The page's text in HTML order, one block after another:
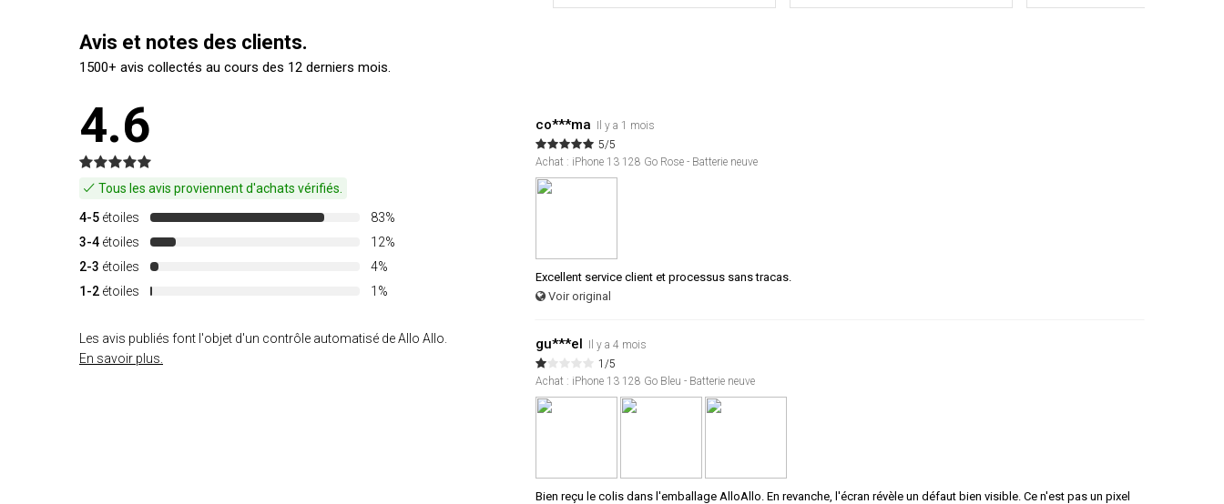
Avis et notes des clients.
1500+ avis collectés au cours des 12 derniers mois.
4.6
Tous les avis proviennent d'achats vérifiés.
4-5 étoiles
83%
3-4 étoiles
12%
2-3 étoiles
4%
1-2 étoiles 1%
Les avis publiés font l'objet d'un contrôle automatisé de Allo Allo.
En savoir plus.
co***ma Il y a 1 mois
5/5
Achat : iPhone 13 128 Go Rose - Batterie neuve
Excellent service client et processus sans tracas.
Voir original
gu***el Il y a 4 mois
1/5
Achat : iPhone 13 128 Go Bleu - Batterie neuve
Bien reçu le colis dans l'emballage AlloAllo. En revanche, l'écran révèle un défaut bien visible. Ce n'est pas un pixel